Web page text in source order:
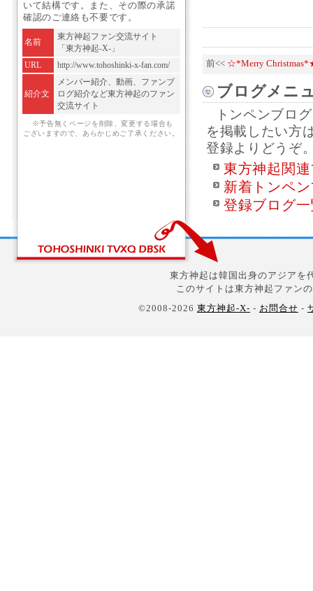
前<< ☆*Merry
ブログメニ
トンペンブロ
を掲載したい方
登録よりどうぞ
東方神起関
新着トンペ
登録ブログ
いて結構です。また、その際の承諾
確認のご連絡も不要です。
名前
東方神起ファン交流サイト
「東方神起-X-」
URL
http://www.tohoshinki-x-fan.com/
紹介文
メンバー紹介、動画、ファンブ
ログ紹介など東方神起のファン
交流サイト
※予告無くページを削除、変更する場合も
ございますので、あらかじめご了承ください。
東方神起は韓国出身のアジアを
このサイトは東方神起ファン
©2008-2026 東方神起-X- - お問合せ -